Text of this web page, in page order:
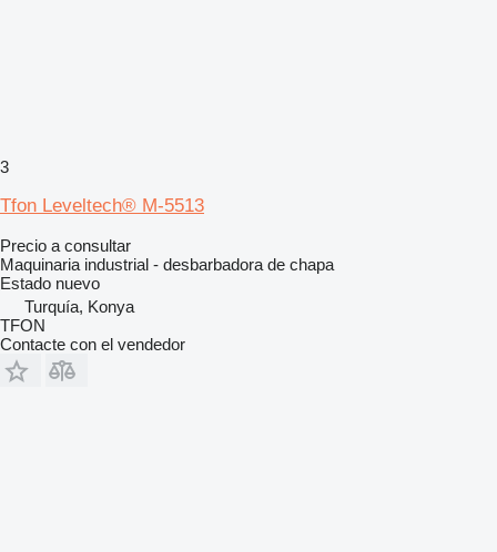
3
Tfon Leveltech® M-5513
Precio a consultar
Maquinaria industrial - desbarbadora de chapa
Estado nuevo
Turquía, Konya
TFON
Contacte con el vendedor